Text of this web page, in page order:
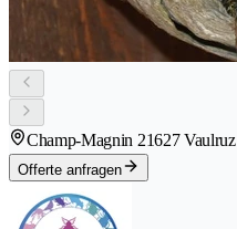
Champ-Magnin 21627 Vaulruz
Offerte anfragen